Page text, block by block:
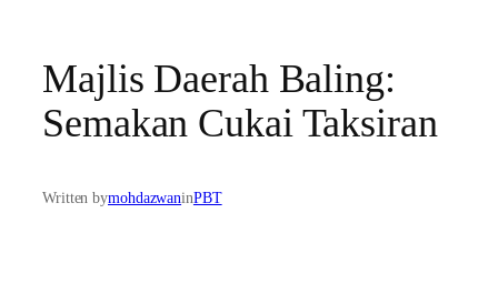
Majlis Daerah Baling:
Semakan Cukai Taksiran
Written bymohdazwaninPBT